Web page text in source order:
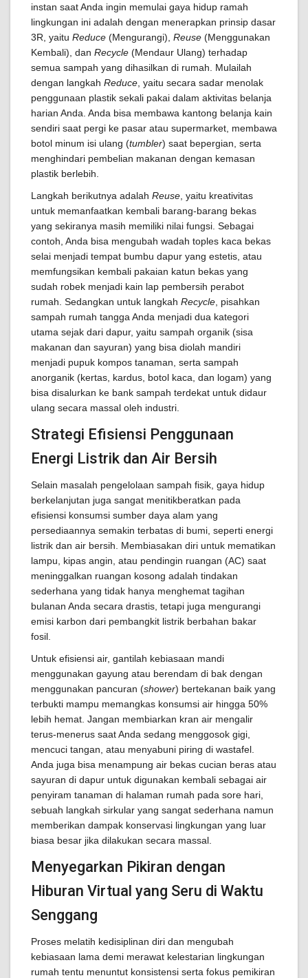
instan saat Anda ingin memulai gaya hidup ramah
lingkungan ini adalah dengan menerapkan prinsip dasar
3R, yaitu Reduce (Mengurangi), Reuse (Menggunakan
Kembali), dan Recycle (Mendaur Ulang) terhadap
semua sampah yang dihasilkan di rumah. Mulailah
dengan langkah Reduce , yaitu secara sadar menolak
penggunaan plastik sekali pakai dalam aktivitas belanja
harian Anda. Anda bisa membawa kantong belanja kain
sendiri saat pergi ke pasar atau supermarket, membawa
botol minum isi ulang (tumbler) saat bepergian, serta
menghindari pembelian makanan dengan kemasan
plastik berlebih.
Langkah berikutnya adalah Reuse , yaitu kreativitas
untuk memanfaatkan kembali barang-barang bekas
yang sekiranya masih memiliki nilai fungsi. Sebagai
contoh, Anda bisa mengubah wadah toples kaca bekas
selai menjadi tempat bumbu dapur yang estetis, atau
memfungsikan kembali pakaian katun bekas yang
sudah robek menjadi kain lap pembersih perabot
rumah. Sedangkan untuk langkah Recycle , pisahkan
sampah rumah tangga Anda menjadi dua kategori
utama sejak dari dapur, yaitu sampah organik (sisa
makanan dan sayuran) yang bisa diolah mandiri
menjadi pupuk kompos tanaman, serta sampah
anorganik (kertas, kardus, botol kaca, dan logam) yang
bisa disalurkan ke bank sampah terdekat untuk didaur
ulang secara massal oleh industri.
Strategi Efisiensi Penggunaan
Energi Listrik dan Air Bersih
Selain masalah pengelolaan sampah fisik, gaya hidup
berkelanjutan juga sangat menitikberatkan pada
efisiensi konsumsi sumber daya alam yang
persediaannya semakin terbatas di bumi, seperti energi
listrik dan air bersih. Membiasakan diri untuk mematikan
lampu, kipas angin, atau pendingin ruangan (AC) saat
meninggalkan ruangan kosong adalah tindakan
sederhana yang tidak hanya menghemat tagihan
bulanan Anda secara drastis, tetapi juga mengurangi
emisi karbon dari pembangkit listrik berbahan bakar
fosil.
Untuk efisiensi air, gantilah kebiasaan mandi
menggunakan gayung atau berendam di bak dengan
menggunakan pancuran (shower) bertekanan baik yang
terbukti mampu memangkas konsumsi air hingga 50%
lebih hemat. Jangan membiarkan kran air mengalir
terus-menerus saat Anda sedang menggosok gigi,
mencuci tangan, atau menyabuni piring di wastafel.
Anda juga bisa menampung air bekas cucian beras atau
sayuran di dapur untuk digunakan kembali sebagai air
penyiram tanaman di halaman rumah pada sore hari,
sebuah langkah sirkular yang sangat sederhana namun
memberikan dampak konservasi lingkungan yang luar
biasa besar jika dilakukan secara massal.
Menyegarkan Pikiran dengan
Hiburan Virtual yang Seru di Waktu
Senggang
Proses melatih kedisiplinan diri dan mengubah
kebiasaan lama demi merawat kelestarian lingkungan
rumah tentu menuntut konsistensi serta fokus pemikiran